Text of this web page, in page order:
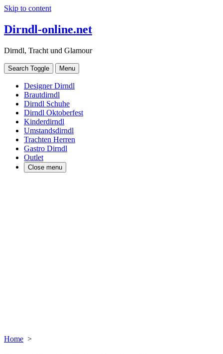
Skip to content
Dirndl-online.net
Dirndl, Tracht und Glamour
Search Toggle Menu
Designer Dirndl
Brautdirndl
Dirndl Schuhe
Dirndl Oktoberfest
Kinderdirndl
Umstandsdirndl
Trachten Herren
Gastro Dirndl
Outlet
Close menu
Home >